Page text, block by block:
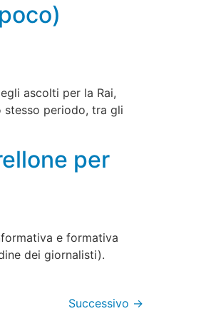
ascolti per la Rai,
stesso periodo, tra gli
per
e formativa
dei giornalisti).
Successivo →